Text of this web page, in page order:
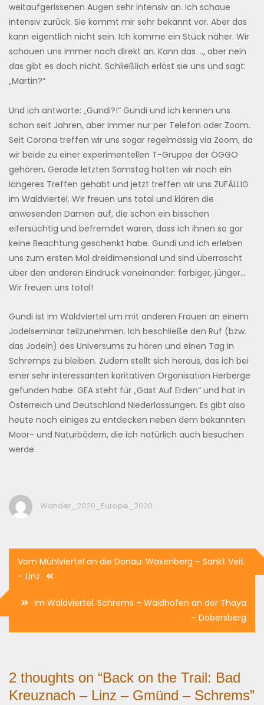
weitaufgerissenen Augen sehr intensiv an. Ich schaue
intensiv zurück. Sie kommt mir sehr bekannt vor. Aber das
kann eigentlich nicht sein. Ich komme ein Stück näher. Wir
schauen uns immer noch direkt an. Kann das …, aber nein
das gibt es doch nicht. Schließlich erlöst sie uns und sagt:
„Martin?“
Und ich antworte: „Gundi?!“ Gundi und ich kennen uns
schon seit Jahren, aber immer nur per Telefon oder Zoom.
Seit Corona treffen wir uns sogar regelmässig via Zoom, da
wir beide zu einer experimentellen T-Gruppe der ÖGGO
gehören. Gerade letzten Samstag hatten wir noch ein
längeres Treffen gehabt und jetzt treffen wir uns ZUFÄLLIG
im Waldviertel. Wir freuen uns total und klären die
anwesenden Damen auf, die schon ein bisschen
eifersüchtig und befremdet waren, dass ich ihnen so gar
keine Beachtung geschenkt habe. Gundi und ich erleben
uns zum ersten Mal dreidimensional und sind überrascht
über den anderen Eindruck voneinander: farbiger, jünger…
Wir freuen uns total!
Gundi ist im Waldviertel um mit anderen Frauen an einem
Jodelseminar teilzunehmen. Ich beschließe den Ruf (bzw.
das Jodeln) des Universums zu hören und einen Tag in
Schremps zu bleiben. Zudem stellt sich heraus, das ich bei
einer sehr interessanten karitativen Organisation Herberge
gefunden habe: GEA steht für „Gast Auf Erden“ und hat in
Österreich und Deutschland Niederlassungen. Es gibt also
heute noch einiges zu entdecken neben dem bekannten
Moor- und Naturbädern, die ich natürlich auch besuchen
werde.
Wander_2020_Europe_2020
Beitragsnavigation
Vom Mühlviertel an die Donau: Waxenberg – Sankt Veit
– Linz
Im Waldviertel: Schrems – Waidhofen an der Thaya
– Dobersberg
2 thoughts on “Back on the Trail: Bad
Kreuznach – Linz – Gmünd – Schrems”